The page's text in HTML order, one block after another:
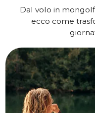
Dal volo in
ecco come